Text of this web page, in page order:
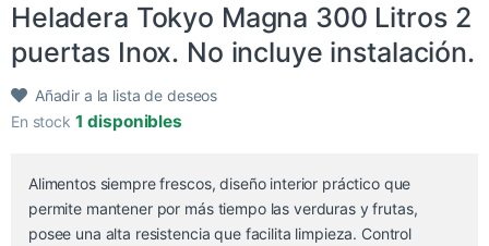
Heladera Tokyo Magna 300 Litros 2
puertas Inox. No incluye instalación.
Añadir a la lista de deseos
En stock 1 disponibles
Alimentos siempre frescos, diseño interior práctico que
permite mantener por más tiempo las verduras y frutas,
posee una alta resistencia que facilita limpieza. Control